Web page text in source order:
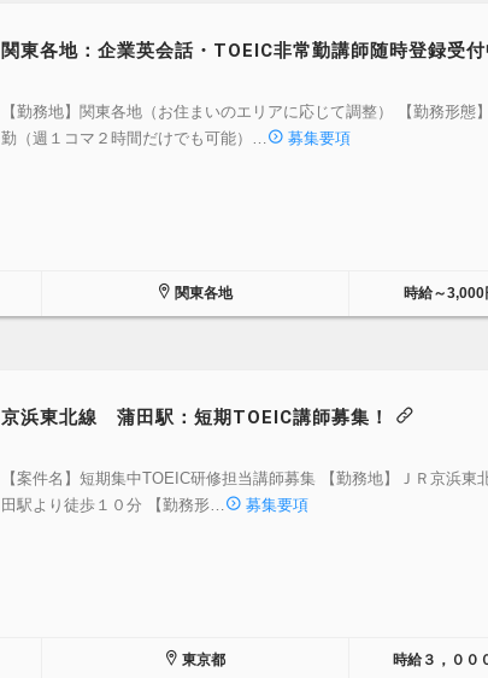
関東各地：企業英会話・TOEIC非常勤講師随時登録受付
【勤務地】関東各地（お住まいのエリアに応じて調整） 【勤務形態
勤（週１コマ２時間だけでも可能）…
募集要項
関東各地 時給～3,000
京浜東北線 蒲田駅：短期TOEIC講師募集！
【案件名】短期集中TOEIC研修担当講師募集 【勤務地】ＪＲ京浜東
田駅より徒歩１０分 【勤務形…
募集要項
東京都 時給３，００